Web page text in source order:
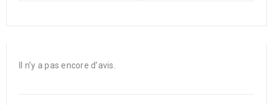
Il n’y a pas encore d’avis.